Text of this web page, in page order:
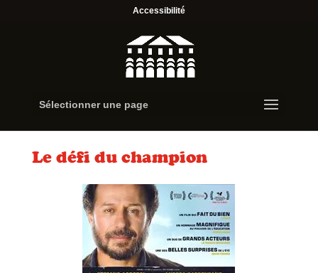
Accessibilité
Sélectionner une page
Le défi du champion